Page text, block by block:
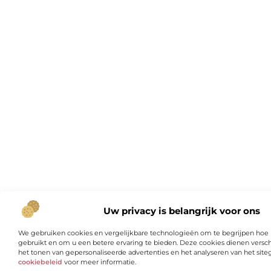
Uw privacy is belangrijk voor ons
We gebruiken cookies en vergelijkbare technologieën om te begrijpen hoe
gebruikt en om u een betere ervaring te bieden. Deze cookies dienen
het tonen van gepersonaliseerde advertenties en het analyseren van het
cookiebeleid voor meer informatie.